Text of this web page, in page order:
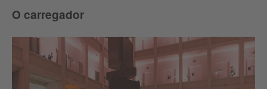
O carregador